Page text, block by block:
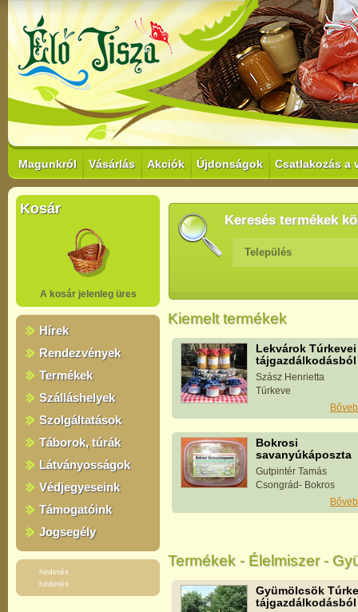
Magunkról Vásárlás Akciók Újdonságok Csatlakozás a
Kosár
A kosár jelenleg üres
Hírek
Rendezvények
Termékek
Szálláshelyek
Szolgáltatások
Táborok, túrák
Látványosságok
Védjegyeseink
Támogatóink
Jogsegély
hirdetés
hirdetés
Keresés termékek
Település
Kiemelt termékek
Lekvárok Túrkevei
tájgazdálkodásból
Szász Henrietta
Túrkeve
Bokrosi
savanyúkáposzta
Gutpintér Tamás
Csongrád- Bokros
Termékek - Élelmiszer -
Gyümölcsök
tájgazdálkodásból